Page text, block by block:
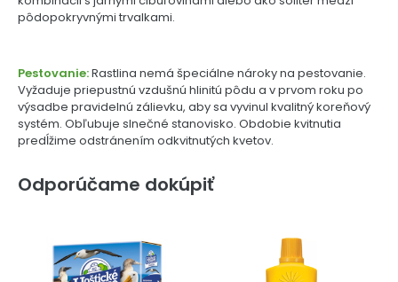
pôdopokryvnými trvalkami.
Pestovanie:Rastlina nemá špeciálne nároky na pestovanie.
Vyžaduje priepustnú vzdušnú hlinitú pôdu a v prvom roku po
výsadbe pravidelnú zálievku, aby sa vyvinul kvalitný koreňový
systém. Obľubuje slnečné stanovisko. Obdobie kvitnutia
predĺžime odstránením odkvitnutých kvetov.
Odporúčame dokúpiť